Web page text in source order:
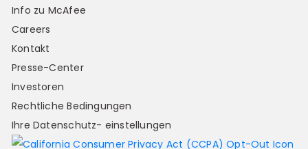
Info zu McAfee
Careers
Kontakt
Presse-Center
Investoren
Rechtliche Bedingungen
Ihre Datenschutz- einstellungen